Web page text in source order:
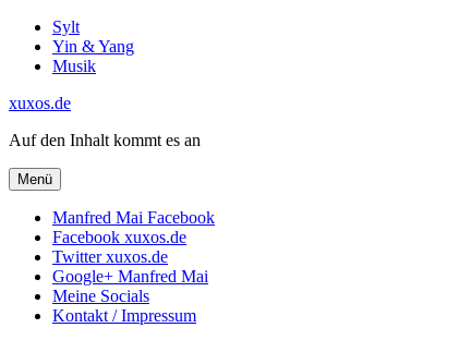
Sylt
Yin & Yang
Musik
xuxos.de
Auf den Inhalt kommt es an
Menü
Manfred Mai Facebook
Facebook xuxos.de
Twitter xuxos.de
Google+ Manfred Mai
Meine Socials
Kontakt / Impressum